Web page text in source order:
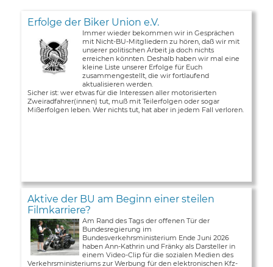
Erfolge der Biker Union e.V.
Immer wieder bekommen wir in Gesprächen
mit Nicht-BU-Mitgliedern zu hören, daß wir mit
unserer politischen Arbeit ja doch nichts
erreichen könnten. Deshalb haben wir mal eine
kleine Liste unserer Erfolge für Euch
zusammengestellt, die wir fortlaufend
aktualisieren werden.
Sicher ist: wer etwas für die Interessen aller motorisierten
Zweiradfahrer(innen) tut, muß mit Teilerfolgen oder sogar
Mißerfolgen leben. Wer nichts tut, hat aber in jedem Fall verloren.
Aktive der BU am Beginn einer steilen
Filmkarriere?
Am Rand des Tags der offenen Tür der
Bundesregierung im
Bundesverkehrsministerium Ende Juni 2026
haben Ann-Kathrin und Fränky als Darsteller in
einem Video-Clip für die sozialen Medien des
Verkehrsministeriums zur Werbung für den elektronischen Kfz-